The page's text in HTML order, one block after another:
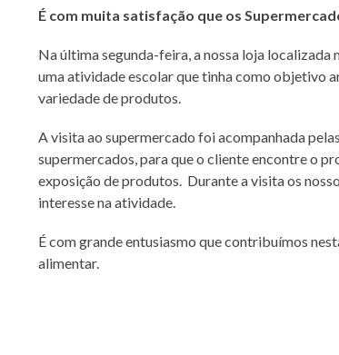
É com muita satisfação que os
Na última segunda-feira, a nossa loja
uma atividade escolar que tinha como objetivo
variedade de produtos.
A visita ao supermercado foi acompanhada
supermercados, para que o cliente encontre o
exposição de produtos. Durante a visita os
interesse na atividade.
É com grande entusiasmo que contribuímos
alimentar.